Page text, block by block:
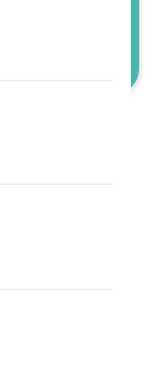
T-s-
Kurve
aus der
der